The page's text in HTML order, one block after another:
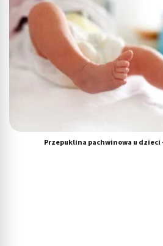
Przepuklina pachwinowa u dzieci